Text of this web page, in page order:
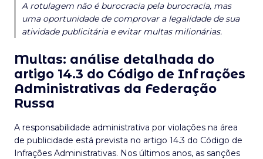
A rotulagem não é burocracia pela burocracia, mas
uma oportunidade de comprovar a legalidade de sua
atividade publicitária e evitar multas milionárias.
Multas: análise detalhada do
artigo 14.3 do Código de Infrações
Administrativas da Federação
Russa
A responsabilidade administrativa por violações na área
de publicidade está prevista no artigo 14.3 do Código de
Infrações Administrativas. Nos últimos anos, as sanções